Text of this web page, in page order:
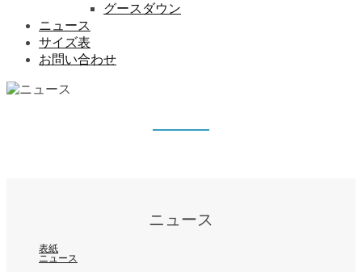
グースダウン
ニュース
サイズ表
お問い合わせ
ニュース
表紙
ニュース